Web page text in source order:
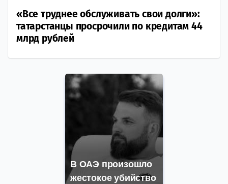
«Все труднее обслуживать свои долги»:
татарстанцы просрочили по кредитам 44
млрд рублей
В ОАЭ произошло
жестокое убийство